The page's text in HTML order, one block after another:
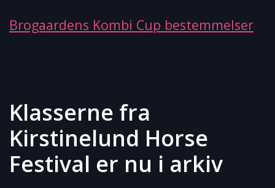
Brogaardens Kombi Cup bestemmelser
Klasserne fra
Kirstinelund Horse
Festival er nu i arkiv